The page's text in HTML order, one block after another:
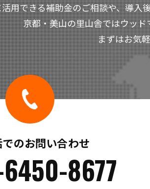
用できる補助金のご相談や、導入
京都・美山の里山舎ではウッド
まずはお気
のお問い合わせ
8677